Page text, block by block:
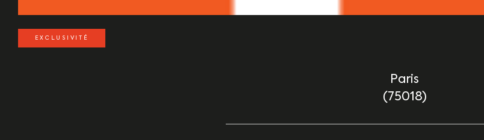
EXCLUSIVITÉ
Paris
(75018)